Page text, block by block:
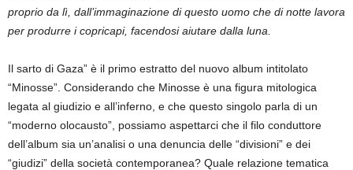
proprio da lì, dall’immaginazione di questo uomo che di notte lavora
per produrre i copricapi, facendosi aiutare dalla luna.
Il sarto di Gaza” è il primo estratto del nuovo album intitolato
“Minosse”. Considerando che Minosse è una figura mitologica
legata al giudizio e all’inferno, e che questo singolo parla di un
“moderno olocausto”, possiamo aspettarci che il filo conduttore
dell’album sia un’analisi o una denuncia delle “divisioni” e dei
“giudizi” della società contemporanea? Quale relazione tematica